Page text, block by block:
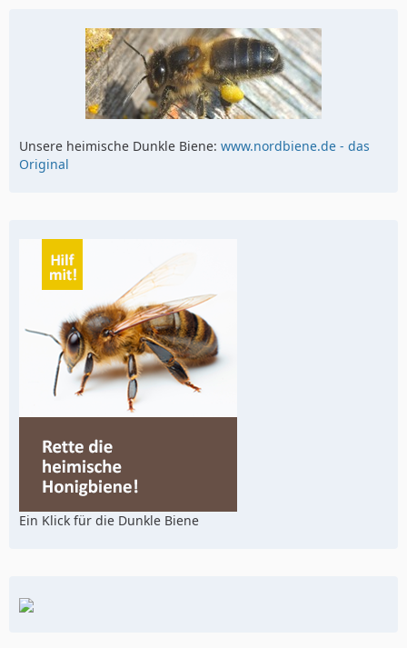
Unsere heimische Dunkle Biene: www.nordbiene.de - das
Original
Ein Klick für die Dunkle Biene